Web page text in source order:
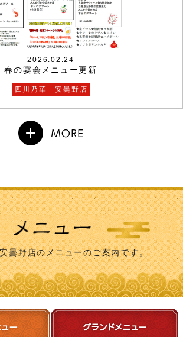
2026.02.24
春の宴会メニュー更新
四川乃華 安曇野店
曇野店のメニューのご案内です。